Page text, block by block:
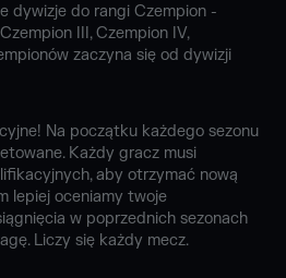
dywizje do rangi Czempion -
III, Czempion IV,
zaczyna się od dywizji
Na początku każdego sezonu
Każdy gracz musi
aby otrzymać nową
lepiej oceniamy twoje
w poprzednich sezonach
Liczy się każdy mecz.